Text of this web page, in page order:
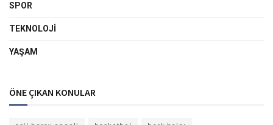
SPOR
TEKNOLOJI
YAŞAM
ÖNE ÇIKAN KONULAR